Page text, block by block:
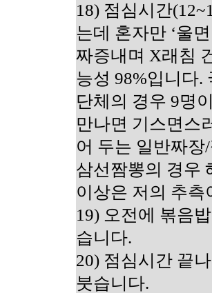
18) 점심시간
는데 혼자만 ‘울
짜증내며 X래침
능성 98%입니다.
단체의 경우 9명
만나면 기스면스
어 두는 일반짜
삼선짬뽕의 경우
이상은 저의 추
19) 오전에 볶음
습니다.
20) 점심시간 끝
붓습니다.